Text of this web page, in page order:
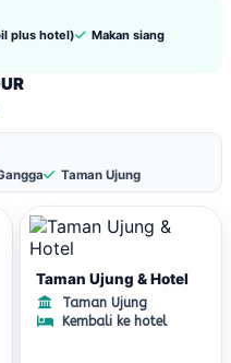
plus hotel)
Makan siang
Taman Ujung
Taman Ujung & Hotel
Taman Ujung
Kembali ke hotel